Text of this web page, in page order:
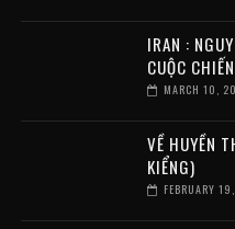
IRAN :
CUỘC
MARCH 10,
VỀ HUYỀN
KIỂNG)
FEBRUARY